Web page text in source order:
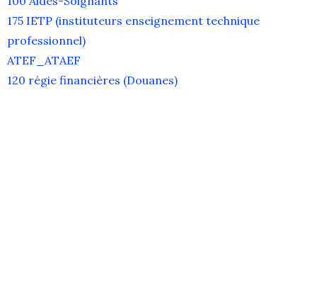
175 IETP (instituteurs enseignement technique
professionnel)
ATEF_ATAEF
120 régie financières (Douanes)